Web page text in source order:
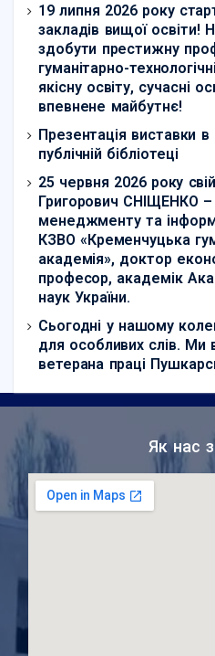
19 липня 2026 року
закладів вищої освіти!
здобути престижну
гуманітарно-
якісну освіту, сучасні
впевнене майбутнє!
Презентація виставки в
публічній бібліотеці
25 червня 2026 року
Григорович СНІЩЕНКО –
менеджменту та
КЗВО «Кременчуцька
академія», доктор
професор, академік
наук України.
Сьогодні у нашому
для особливих слів. Ми
ветерана праці
Як нас